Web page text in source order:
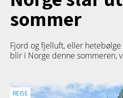
sommer
Fjord og fjelluft, eller
blir i Norge denne sommeren,
REISE